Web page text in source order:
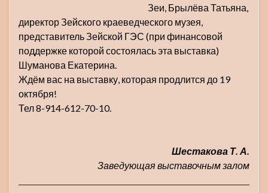
Зеи, Брылёва Татьяна,
директор Зейского краеведческого музея,
представитель Зейской ГЭС (при финансовой
поддержке которой состоялась эта выставка)
Шуманова Екатерина.
Ждём вас на выставку, которая продлится до 19
октября!
Тел 8-914-612-70-10.
Шестакова Т. А.
Заведующая выставочным залом